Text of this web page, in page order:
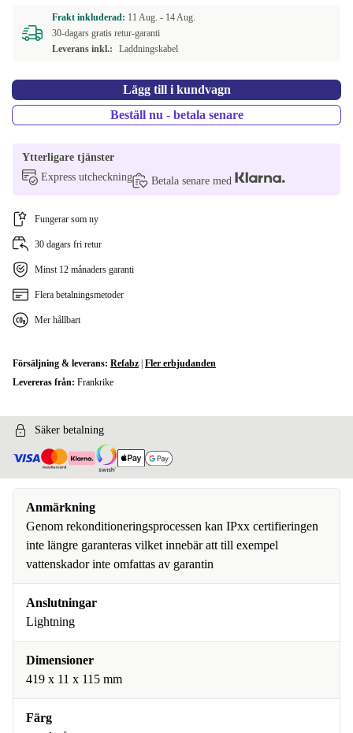
DE (Tysk)
NL (Nederländsk) +44 kr
Frakt inkluderad: 11 Aug. - 14 Aug.
30-dagars gratis retur-garanti
Leverans inkl.:
Laddningskabel
Lägg till i kundvagn
Beställ nu - betala senare
Ytterligare tjänster
Express utcheckning
Betala senare med
Fungerar som ny
30 dagars fri retur
Minst 12 månaders garanti
Flera betalningsmetoder
Mer hållbart
Försäljning & leverans: Refabz Fler erbjudanden
Levereras från: Frankrike
Säker betalning
Anmärkning
Genom rekonditioneringsprocessen kan IPxx certifieringen
inte längre garanteras vilket innebär att till exempel
vattenskador inte omfattas av garantin
Anslutningar
Lightning
Dimensioner
419 x 11 x 115 mm
Färg